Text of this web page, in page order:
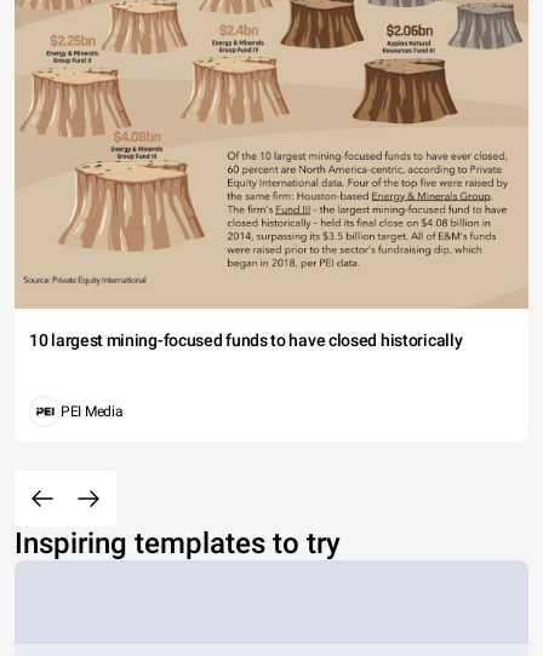
10 largest mining-focused funds to have closed historically
PEI Media
Inspiring templates to try